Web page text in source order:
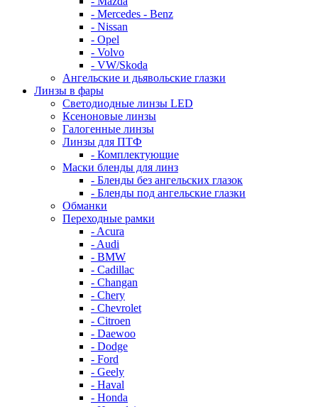
- Mercedes - Benz
- Nissan
- Opel
- Volvo
- VW/Skoda
Ангельские и дьявольские глазки
Линзы в фары
Светодиодные линзы LED
Ксеноновые линзы
Галогенные линзы
Линзы для ПТФ
- Комплектующие
Маски бленды для линз
- Бленды без ангельских глазок
- Бленды под ангельские глазки
Обманки
Переходные рамки
- Acura
- Audi
- BMW
- Cadillac
- Changan
- Chery
- Chevrolet
- Citroen
- Daewoo
- Dodge
- Ford
- Geely
- Haval
- Honda